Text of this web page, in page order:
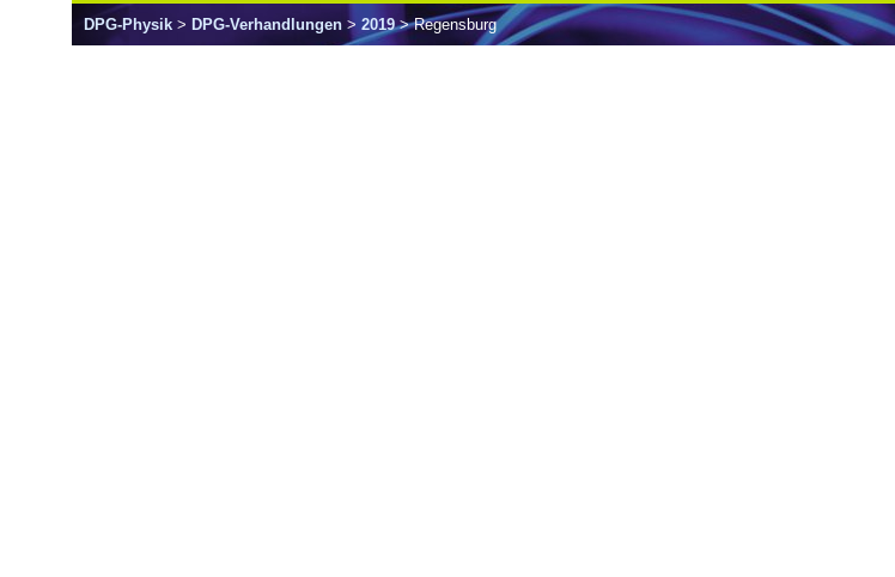
DPG-Physik > DPG-Verhandlungen > 2019> Regensburg